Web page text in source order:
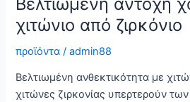
ένα
χιτώνιο
ζιρκονίου
ποιότητας
χιτώνιο από ζιρκόνιο
προϊόντα /admin88
Βελτιωμένη ανθεκτικότητα με
χιτώνες ζιρκονίας υπερτερούν